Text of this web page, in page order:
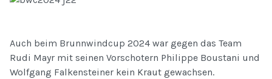
Auch beim Brunnwindcup 2024 war gegen das Team
Rudi Mayr mit seinen Vorschotern Philippe Boustani und
Wolfgang Falkensteiner kein Kraut gewachsen.